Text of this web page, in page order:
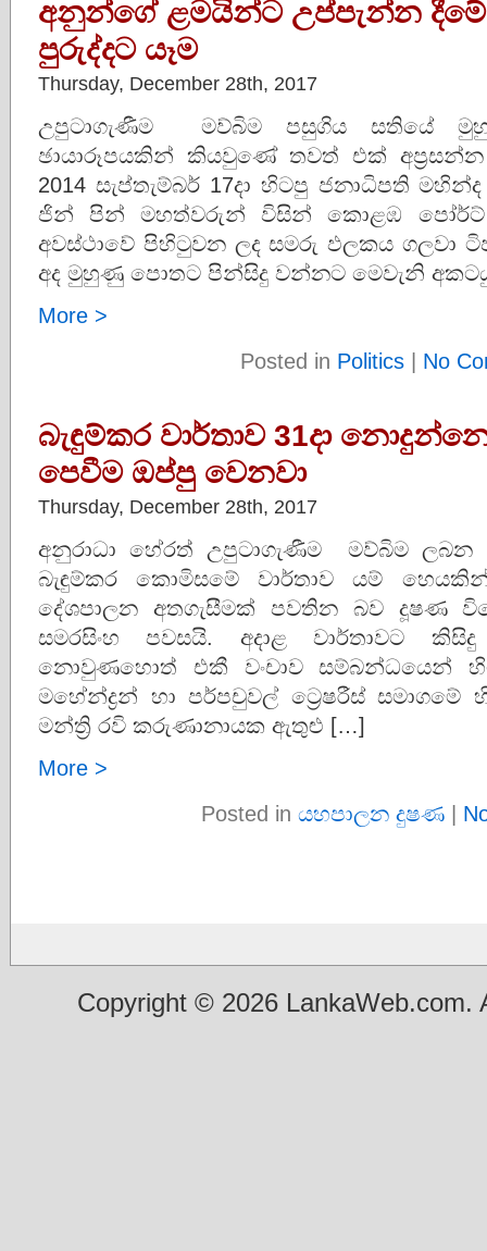
අනුන්ගේ ළමයින්ට උප්පැන්න
පුරුද්දට යෑම
Thursday, December 28th, 2017
උපුටාගැණීම මව්බිම පසුගිය සතියේ
ඡායාරූපයකින් කියවුණේ තවත් එක්
2014 සැප්තැම්බර් 17දා හිටපු ජනාධිපති
ජින් පින් මහත්වරුන් විසින් කොළඹ පෝර්ට්
අවස්ථාවේ පිහිටුවන ලද සමරු ඵලකය ගලවා
අද මුහුණු පොතට පින්සිදු වන්නට මෙවැනි
More >
Posted in Politics | No
බැඳුම්කර වාර්තාව 31දා
පෙවීම ඔප්පු වෙනවා
Thursday, December 28th, 2017
අනුරාධා හේරත් උපුටාගැණීම මව්බිම ලබන
බැඳුම්කර කොමිසමේ වාර්තාව යම්
දේශපාලන අතගැසීමක් පවතින බව දූෂණ
සමරසිංහ පවසයි. අදාළ වාර්තාවට
නොවුණහොත් එකී වංචාව සම්බන්ධයෙන්
මහේන්ද්‍රන් හා පර්පචුවල් ට්‍රෙෂරීස්
මන්ත්‍රි රවි කරුණානායක ඇතුළු […]
More >
Posted in යහපාලන දුෂණ|
Copyright © 2026 LankaWeb.com.